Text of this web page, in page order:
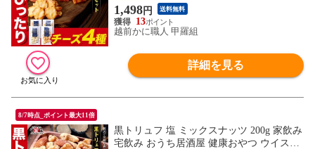
1,498円 送料無料
13
越前かに職人 甲羅組
詳細を見る
8/7時点_ポイント最大11倍
黒トリュフ 塩 ミックスナッツ 200g 家飲み
宅飲み おうち居酒屋 健康おやつ ウイスキ